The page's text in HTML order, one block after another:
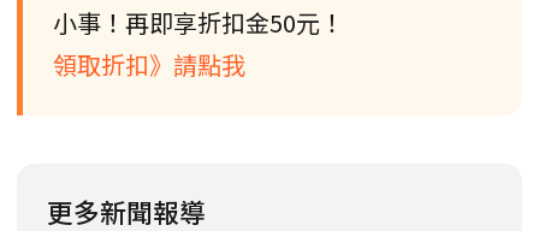
小事！再即享折扣金50元！
領取折扣》請點我
更多新聞報導